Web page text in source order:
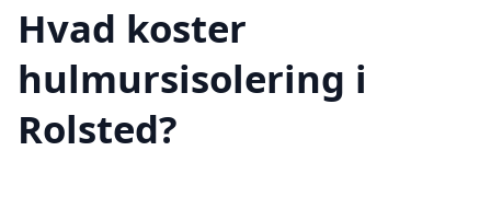
Hvad koster
hulmursisolering i
Rolsted?